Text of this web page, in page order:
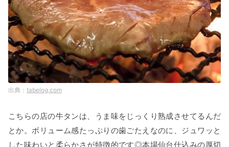
tabelog.com
こちらの店の牛タンは、うま味をじっくり熟成させてるんだ
とか。ボリューム感たっぷりの歯ごたえなのに、ジュワッと
した味わいと柔らかさが特徴的です◎本場仙台仕込みの厚切